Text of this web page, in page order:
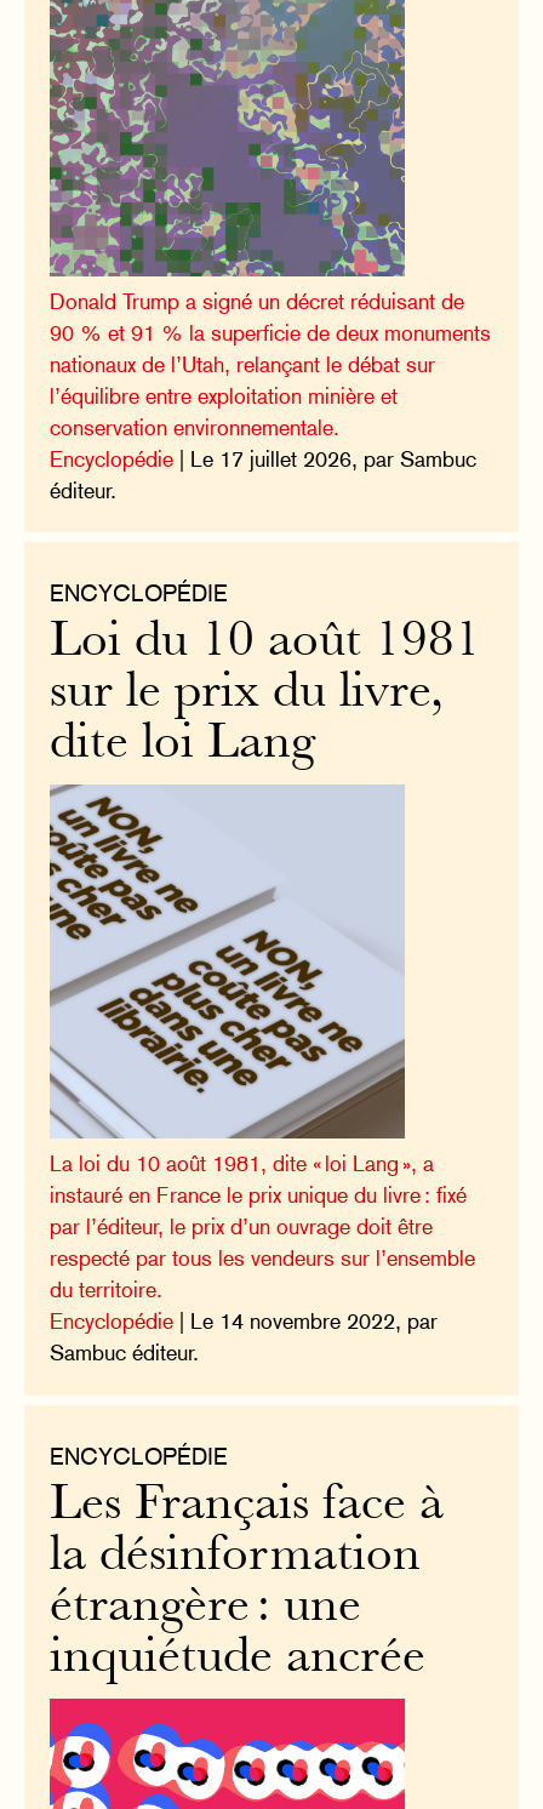
Donald Trump a signé un décret réduisant de
90 % et 91 % la superficie de deux monuments
nationaux de l’Utah, relançant le débat sur
l’équilibre entre exploitation minière et
conservation environnementale.
Encyclopédie | Le 17 juillet 2026, par Sambuc
éditeur.
ENCYCLOPÉDIE
Loi du 10 août 1981
sur le prix du livre,
dite loi Lang
La loi du 10 août 1981, dite « loi Lang », a
instauré en France le prix unique du livre : fixé
par l’éditeur, le prix d’un ouvrage doit être
respecté par tous les vendeurs sur l’ensemble
du territoire.
Encyclopédie | Le 14 novembre 2022, par
Sambuc éditeur.
ENCYCLOPÉDIE
Les Français face à
la désinformation
étrangère : une
inquiétude ancrée